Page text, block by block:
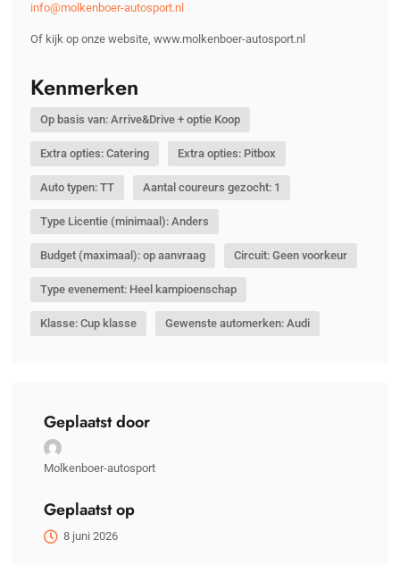
info@molkenboer-autosport.nl
Of kijk op onze website, www.molkenboer-autosport.nl
Kenmerken
Op basis van: Arrive&Drive + optie Koop
Extra opties: Catering Extra opties: Pitbox
Auto typen: TT Aantal coureurs gezocht: 1
Type Licentie (minimaal): Anders
Budget (maximaal): op aanvraag Circuit: Geen voorkeur
Type evenement: Heel kampioenschap
Klasse: Cup klasse Gewenste automerken: Audi
Geplaatst door
Molkenboer-autosport
Geplaatst op
8 juni 2026